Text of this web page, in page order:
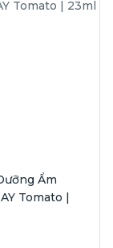
Ẩm
Tomato |